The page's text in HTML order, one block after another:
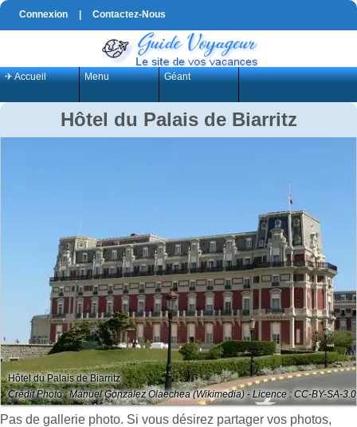
Connexion Contactez-Nous
✈ Accueil Menu Géant
Hôtel du Palais de Biarritz
Hôtel du Palais de Biarritz
Crédit Photo : Manuel González Olaechea (Wikimedia) - Licence : CC-BY-SA-3.0
Pas de gallerie photo. Si vous désirez partager vos photos,